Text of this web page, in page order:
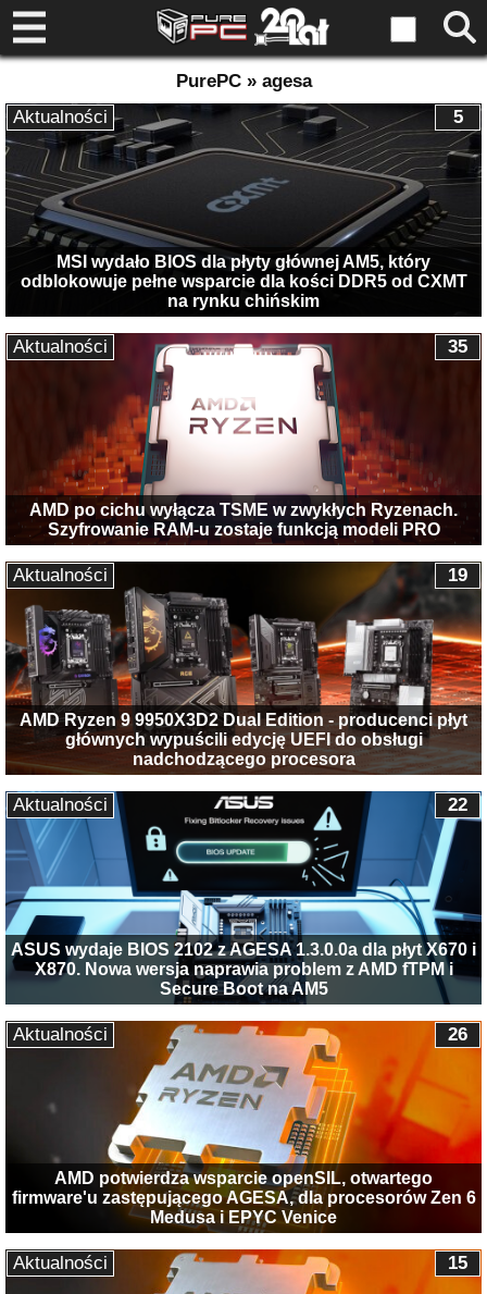
PurePC » agesa
MSI wydało BIOS dla płyty głównej AM5, który
odblokowuje pełne wsparcie dla kości DDR5 od CXMT
na rynku chińskim
5
Aktualności
AMD po cichu wyłącza TSME w zwykłych Ryzenach.
Szyfrowanie RAM-u zostaje funkcją modeli PRO
35
Aktualności
AMD Ryzen 9 9950X3D2 Dual Edition - producenci płyt
głównych wypuścili edycję UEFI do obsługi
nadchodzącego procesora
19
Aktualności
ASUS wydaje BIOS 2102 z AGESA 1.3.0.0a dla płyt X670 i
X870. Nowa wersja naprawia problem z AMD fTPM i
Secure Boot na AM5
22
Aktualności
AMD potwierdza wsparcie openSIL, otwartego
firmware'u zastępującego AGESA, dla procesorów Zen 6
Medusa i EPYC Venice
26
Aktualności
15
Aktualności